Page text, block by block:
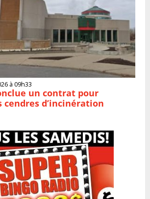
à 09h33
un contrat pour
cendres d’incinération